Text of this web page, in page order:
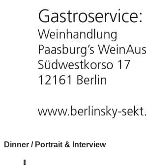
Dinner / Portrait & Interview